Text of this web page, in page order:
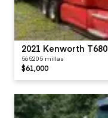
2021 Kenworth T680
565205 millas
$61,000